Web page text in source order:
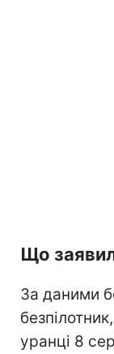
Що
За даними
уранці 8